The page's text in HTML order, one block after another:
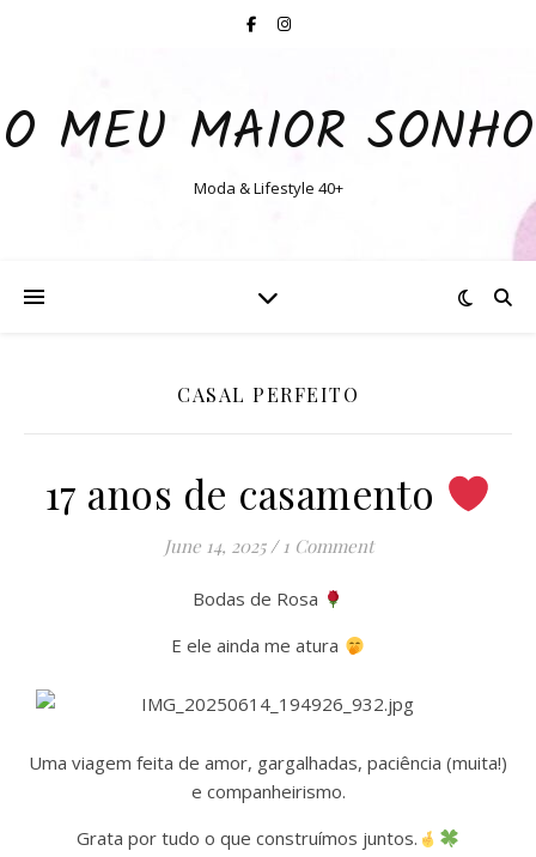
O MEU MAIOR SONHO
Moda & Lifestyle 40+
CASAL PERFEITO
17 anos de casamento
June 14, 2025 / 1 Comment
Bodas de Rosa
E ele ainda me atura
Uma viagem feita de amor, gargalhadas, paciência (muita!)
e companheirismo.
Grata por tudo o que construímos juntos.